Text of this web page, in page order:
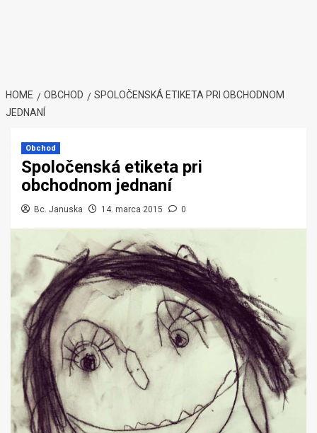
HOME OBCHOD
SPOLOČENSKÁ ETIKETA PRI OBCHODNOM
JEDNANÍ
Obchod
Spoločenská etiketa pri
obchodnom jednaní
Bc. Januska 14. marca 2015 0